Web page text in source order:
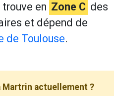
trouve en Zone C des
et dépend de
de Toulouse.
Martrin actuellement ?